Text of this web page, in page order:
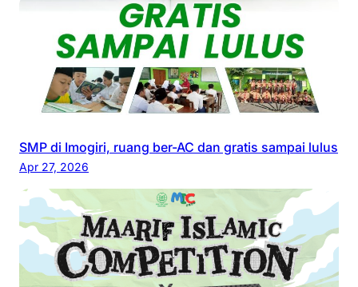
SMP di Imogiri, ruang ber-AC dan gratis sampai lulus
Apr 27, 2026